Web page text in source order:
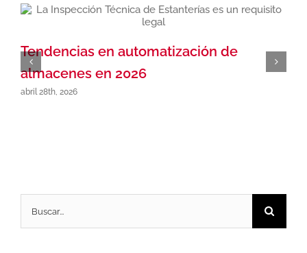
Tendencias en automatización de
almacenes en 2026
abril 28th, 2026